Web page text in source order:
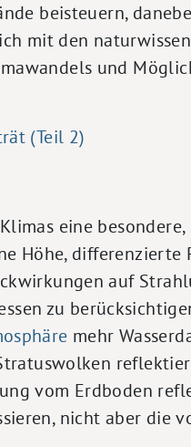
beisteuern,
mit den
und
(Teil 2)
eine
Höhe,
auf
zu
mehr
vom Erdboden
nicht aber die